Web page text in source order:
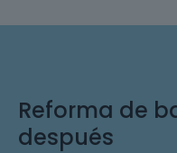
Reforma de
después